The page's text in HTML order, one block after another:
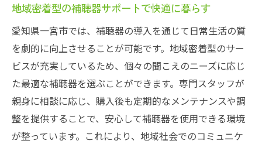
性
補聴器が支える愛知県一宮市の人間関係
愛知県一宮市で実感する補聴器が拓く豊かな生
活への第一歩
補聴器が拓く愛知県一宮市での豊かな生活
愛知県一宮市での補聴器がもたらす生活の
変化
地域密着型の補聴器サポートで快適に暮らす
愛知県一宮市では、補聴器の導入を通じて日常生活の質
を劇的に向上させることが可能です。地域密着型のサー
ビスが充実しているため、個々の聞こえのニーズに応じ
た最適な補聴器を選ぶことができます。専門スタッフが
親身に相談に応じ、購入後も定期的なメンテナンスや調
整を提供することで、安心して補聴器を使用できる環境
が整っています。これにより、地域社会でのコミュニケ